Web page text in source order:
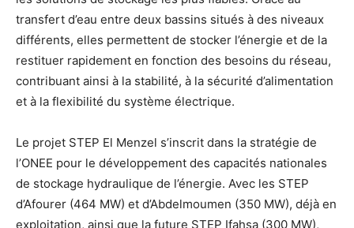
transfert d’eau entre deux bassins situés à des niveaux
différents, elles permettent de stocker l’énergie et de la
restituer rapidement en fonction des besoins du réseau,
contribuant ainsi à la stabilité, à la sécurité d’alimentation
et à la flexibilité du système électrique.
Le projet STEP El Menzel s’inscrit dans la stratégie de
l’ONEE pour le développement des capacités nationales
de stockage hydraulique de l’énergie. Avec les STEP
d’Afourer (464 MW) et d’Abdelmoumen (350 MW), déjà en
exploitation, ainsi que la future STEP Ifahsa (300 MW),